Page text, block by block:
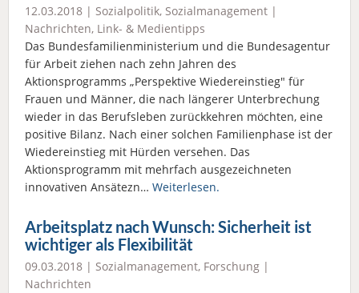
12.03.2018 | Sozialpolitik, Sozialmanagement |
Nachrichten, Link- & Medientipps
Das Bundesfamilienministerium und die Bundesagentur
für Arbeit ziehen nach zehn Jahren des
Aktionsprogramms „Perspektive Wiedereinstieg" für
Frauen und Männer, die nach längerer Unterbrechung
wieder in das Berufsleben zurückkehren möchten, eine
positive Bilanz. Nach einer solchen Familienphase ist der
Wiedereinstieg mit Hürden versehen. Das
Aktionsprogramm mit mehrfach ausgezeichneten
innovativen Ansätezn… Weiterlesen.
Arbeitsplatz nach Wunsch: Sicherheit ist
wichtiger als Flexibilität
09.03.2018 | Sozialmanagement, Forschung |
Nachrichten